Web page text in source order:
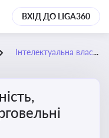
ВХІД ДО LIGA360
Інтелектуальна власність, авторське право і торговельні марки